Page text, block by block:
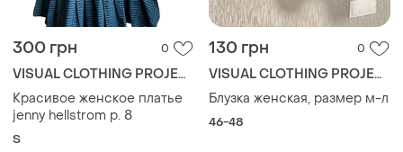
300 грн 0
VISUAL CLOTHING PROJECT
Красивое женское платье
jenny hellstrom р. 8
S
130 грн 0
VISUAL CLOTHING PROJECT
Блузка женская, размер м-л
46-48